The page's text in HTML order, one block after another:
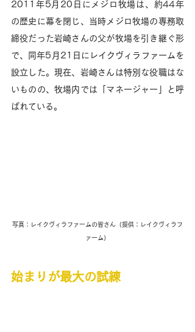
2011年5月20日にメジロ牧場は、約44年
の歴史に幕を閉じ、当時メジロ牧場の専務取
締役だった岩崎さんの父が牧場を引き継ぐ形
で、同年5月21日にレイクヴィラファームを
設立した。現在、岩崎さんは特別な役職はな
いものの、牧場内では「マネージャー」と呼
ばれている。
写真：レイクヴィラファームの皆さん（提供：レイクヴィラフ
ァーム）
始まりが最大の試練